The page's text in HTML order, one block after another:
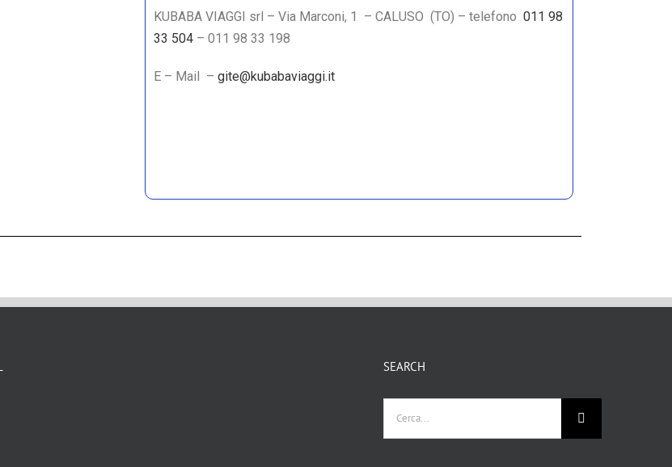
KUBABA VIAGGI srl – Via Marconi, 1 – CALUSO (TO) – telefono 011 98
33 504 – 011 98 33 198
E – Mail – gite@kubabaviaggi.it
SEARCH